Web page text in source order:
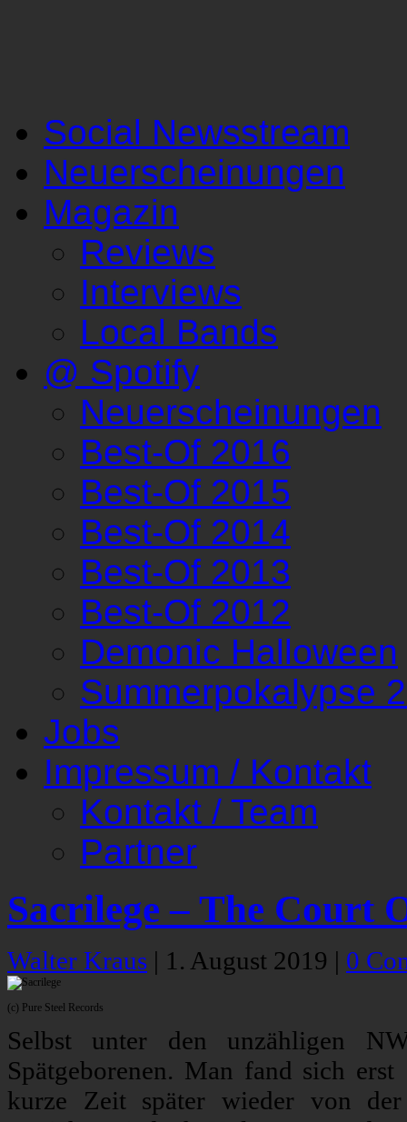
Social Newsstream
Neuerscheinungen
Magazin
Reviews
Interviews
Local Bands
@ Spotify
Neuerscheinungen
Best-Of 2016
Best-Of 2015
Best-Of 2014
Best-Of 2013
Best-Of 2012
Demonic Halloween
Summerpokalypse
Jobs
Impressum / Kontakt
Kontakt / Team
Partner
Sacrilege – The Court
Walter Kraus | 1. August 2019 | 0
(c) Pure Steel Records
Selbst unter den unzähligen
Spätgeborenen. Man fand sich
kurze Zeit später wieder von der